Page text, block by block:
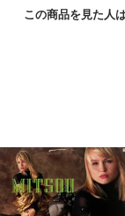
この商品を見た人